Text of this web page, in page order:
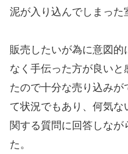
泥が入り込んでしまった
販売したいが為に意図的
なく手伝った方が良い
たので十分な売り込み
て状況でもあり、何気
関する質問に回答しな
た。